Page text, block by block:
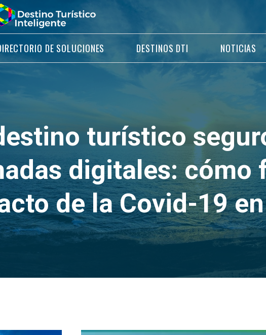
DE SOLUCIONES DESTINOS DTI NOTICIAS
turístico
digitales: cómo
de la Covid-19
Open post